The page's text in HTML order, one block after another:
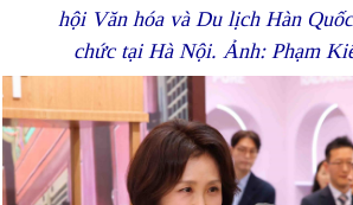
hội Văn hóa và Du lịch Hàn
chức tại Hà Nội. Ảnh: Phạm